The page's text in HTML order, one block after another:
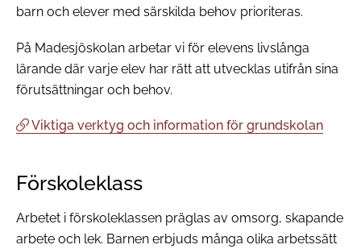
barn och elever med särskilda behov prioriteras.
På Madesjöskolan arbetar vi för elevens livslånga
lärande där varje elev har rätt att utvecklas utifrån sina
förutsättningar och behov.
Viktiga verktyg och information för grundskolan
Förskoleklass
Arbetet i förskoleklassen präglas av omsorg, skapande
arbete och lek. Barnen erbjuds många olika arbetssätt